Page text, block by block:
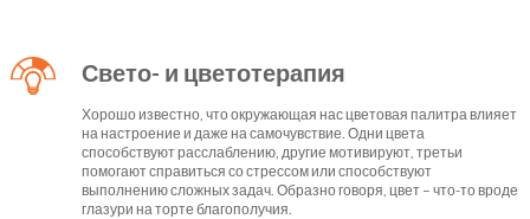
Свето- и цветотерапия
Хорошо известно, что окружающая нас цветовая палитра влияет
на настроение и даже на самочувствие. Одни цвета
способствуют расслаблению, другие мотивируют, третьи
помогают справиться со стрессом или способствуют
выполнению сложных задач. Образно говоря, цвет – что-то вроде
глазури на торте благополучия.